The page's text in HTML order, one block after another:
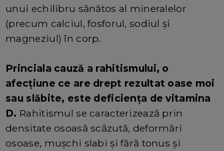
unui echilibru sănătos al mineralelor
(precum calciul, fosforul, sodiul și
magneziul) în corp.
Princiala cauză a rahitismului, o
afecțiune ce are drept rezultat oase moi
sau slăbite, este deficiența de vitamina
D. Rahitismul se caracterizează prin
densitate osoasă scăzută, deformări
osoase, mușchi slabi și fără tonus și